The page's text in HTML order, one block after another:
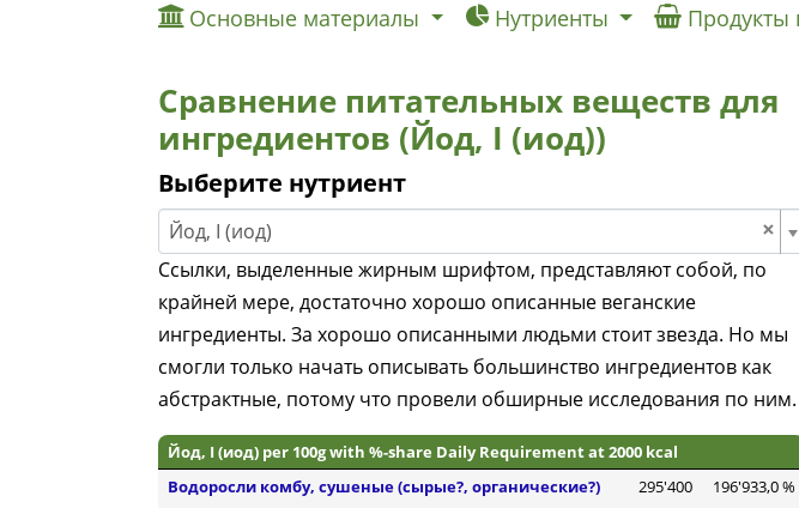
Основные материалы Нутриенты Продукты
Сравнение питательных веществ для
ингредиентов (Йод, I (иод))
Выберите нутриент
×
Йод, I (иод)
Ссылки, выделенные жирным шрифтом, представляют собой, по
крайней мере, достаточно хорошо описанные веганские
ингредиенты. За хорошо описанными людьми стоит звезда. Но мы
смогли только начать описывать большинство ингредиентов как
абстрактные, потому что провели обширные исследования по ним.
Йод, I (иод) per 100g with %-share Daily Requirement at 2000 kcal
Водоросли комбу, сушеные (сырые?, органические?)
295'400
196'933,0 %